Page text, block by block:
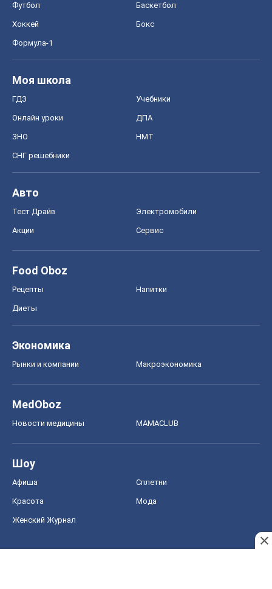
Футбол Баскетбол
Хоккей Бокс
Формула-1
Моя школа
ГДЗ Учебники
Онлайн уроки ДПА
ЗНО НМТ
СНГ решебники
Авто
Тест Драйв Электромобили
Акции Сервис
Food Oboz
Рецепты Напитки
Диеты
Экономика
Рынки и компании Mакроэкономика
MedOboz
Новости медицины MAMACLUB
Шоу
Афиша Сплетни
Красота Мода
Женский Журнал